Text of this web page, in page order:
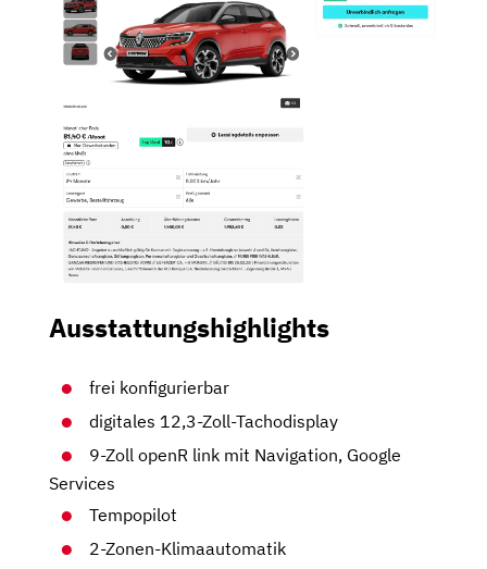
Ausstattungshighlights
frei konfigurierbar
digitales 12,3-Zoll-Tachodisplay
9-Zoll openR link mit Navigation, Google
Services
Tempopilot
2-Zonen-Klimaautomatik